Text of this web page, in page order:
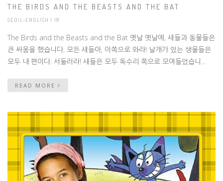
THE BIRDS AND THE BEASTS AND THE BAT
SEOIL-ENGLISH | 18
The Birds and the Beasts and the Bat 옛날 옛날에, 새들과 동물들은
큰 싸움을 했습니다. 모든 새들아, 이쪽으로 와라! 날개가 있는 생물들은
모두 내 편이다. 서둘러라! 새들은 모두 독수리 쪽으로 모여들었습니...
READ MORE